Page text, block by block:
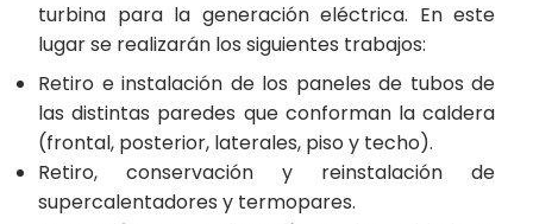
turbina para la generación eléctrica. En este
lugar se realizarán los siguientes trabajos:
Retiro e instalación de los paneles de tubos de
las distintas paredes que conforman la caldera
(frontal, posterior, laterales, piso y techo).
Retiro, conservación y reinstalación de
supercalentadores y termopares.